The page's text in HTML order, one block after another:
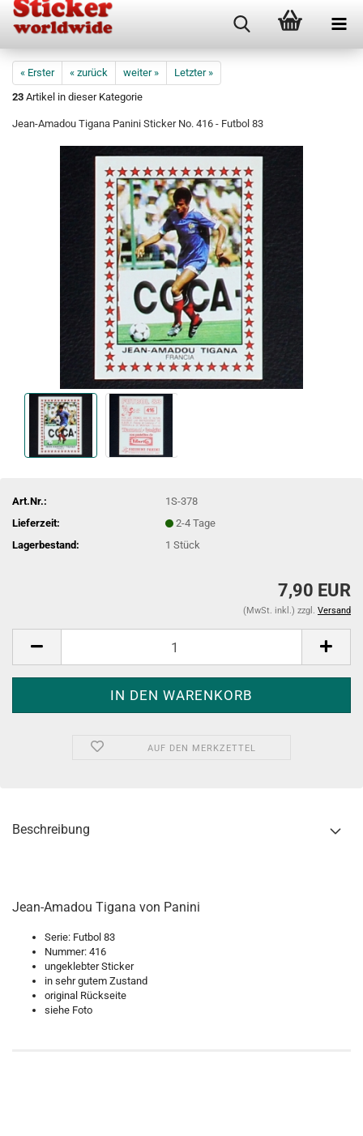
« Erster « zurück weiter »
Letzter »
23 Artikel in dieser Kategorie
Jean-Amadou Tigana Panini Sticker No. 416 - Futbol 83
Art.Nr.:
1S-378
Lieferzeit:
2-4 Tage
Lagerbestand:
1Stück
7,90 EUR
(MwSt. inkl.) zzgl. Versand
AUF DEN MERKZETTEL
Beschreibung
Jean-Amadou Tigana von Panini
Serie: Futbol 83
Nummer: 416
ungeklebter Sticker
in sehr gutem Zustand
original Rückseite
siehe Foto